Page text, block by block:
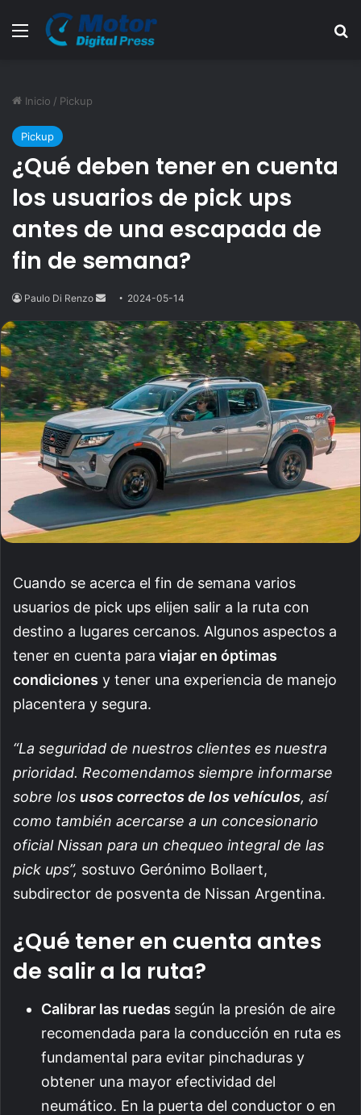
Menú
Inicio / Pickup
Pickup
¿Qué deben tener en cuenta
los usuarios de pick ups
antes de una escapada de
fin de semana?
Paulo Di Renzo
Send
email
2024-05-14
Cuando se acerca el fin de semana varios
usuarios de pick ups elijen salir a la ruta con
destino a lugares cercanos. Algunos aspectos a
tener en cuenta para viajar en óptimas
condiciones y tener una experiencia de manejo
placentera y segura.
“La seguridad de nuestros clientes es nuestra
prioridad. Recomendamos siempre informarse
sobre los usos correctos de los vehículos, así
como también acercarse a un concesionario
oficial Nissan para un chequeo integral de las
pick ups”, sostuvo Gerónimo Bollaert,
subdirector de posventa de Nissan Argentina.
¿Qué tener en cuenta antes
de salir a la ruta?
Calibrar las ruedas según la presión de aire
recomendada para la conducción en ruta es
fundamental para evitar pinchaduras y
obtener una mayor efectividad del
neumático. En la puerta del conductor o en